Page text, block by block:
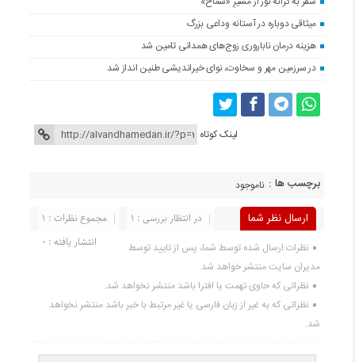
میثاقی دوباره در آستانه‌ وداعی بزرگ
هزینه درمان ناباروری زوج‌های همدانی تامین شد
در سرزمین مهر و سخاوت، نوای خیراندیشی طنین انداز شد
لینک کوتاه
برچسب ها : ناموجود
ارسال نظر شما مجموع نظرات : 1
در انتظار بررسی : 1
انتشار یافته : 0
نظرات ارسال شده توسط شما، پس از تایید توسط
مدیران سایت منتشر خواهد شد.
نظراتی که حاوی تهمت یا افترا باشد منتشر نخواهد شد.
نظراتی که به غیر از زبان فارسی یا غیر مرتبط با خبر باشد منتشر نخواهد
شد.